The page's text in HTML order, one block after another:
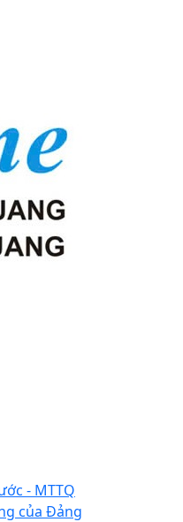
- MTTQ
của Đảng